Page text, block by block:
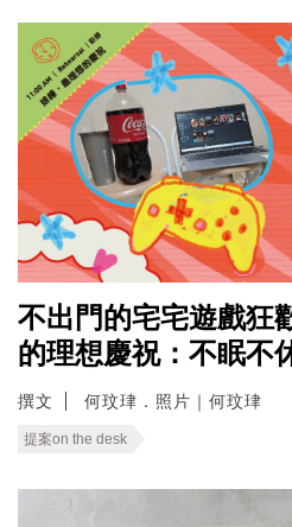
不出門的宅宅遊戲
的理想慶祝：不眠不
撰文 何玟珒．照片｜何玟珒
提案on the desk